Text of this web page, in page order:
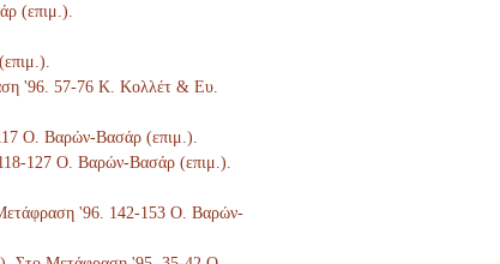
(επιμ.).
'96. 57-76 Κ. Κολλέτ & Ευ.
Ο. Βαρών-Βασάρ (επιμ.).
127 Ο. Βαρών-Βασάρ (επιμ.).
'96. 142-153 Ο. Βαρών-